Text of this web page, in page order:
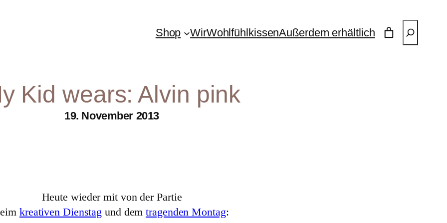
Shop WirWohlfühlkissenAußerdem erhältlich
Kid wears: Alvin pink
19. November 2013
Heute wieder mit von der Partie
kreativen Dienstag und demtragenden Montag: